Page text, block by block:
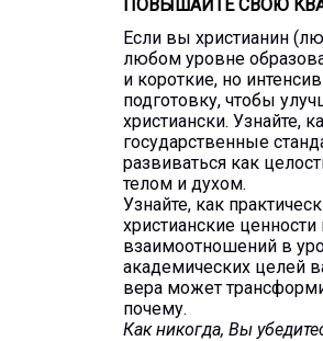
ПОВЫШАЙТЕ СВОЮ
Если вы христианин
любом уровне
и короткие, но
подготовку, чтобы
христиански. Узнайте,
государственные
развиваться как
телом и духом.
Узнайте, как
христианские
взаимоотношений в
академических целей
вера может
почему.
Как никогда, Вы